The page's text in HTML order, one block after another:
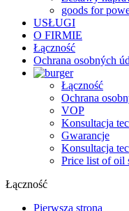
goods for
USŁUGI
O FIRMIE
Łączność
Ochrana osobných
Łączność
Ochrana
VOP
Konsultacja
Gwarancje
Konsultacja
Price list of oil
Łączność
Pierwsza strona